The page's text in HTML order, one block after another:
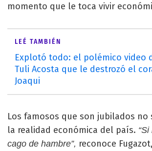
momento que le toca vivir
LEÉ TAMBIÉN
Explotó todo: el polémico video
Tuli Acosta que le destrozó el
Joaqui
Los famosos que son jubilados no
la realidad económica del país.
cago de hambre”, reconoce